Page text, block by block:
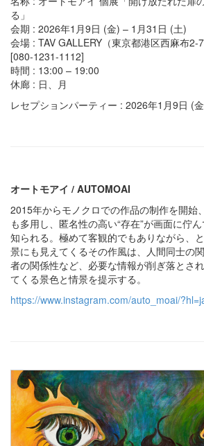
る」
会期 : 2026年1月9日 (金) – 1月31日 (土)
会場 : TAV GALLERY（東京都港区西麻布2-
[080-1231-1112]
時間 : 13:00 – 19:00
休廊 : 日、月
レセプションパーティー : 2026年1月9日 (
オートモアイ / AUTOMOAI
2015年からモノクロでの作品の制作を開始
も多用し、匿名性の高い“存在”が画面に佇
知られる。極めて客観的でもありながら、
景にも見えてくるその作風は、人間同士の
者の関係性など、必要な情報が削ぎ落とさ
てくる景色と情景を提示する。
https://www.instagram.com/auto_moai/